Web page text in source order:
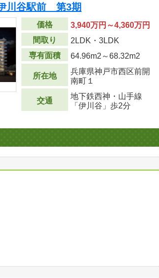
川谷駅前 第3期
価格
3,940万円～4,360万円
間取り
2LDK・3LDK
専有面積
64.96m2 ～68.32m2
所在地
兵庫県神戸市西区前開
南町１
交通
地下鉄西神・山手線
「伊川谷」歩2分